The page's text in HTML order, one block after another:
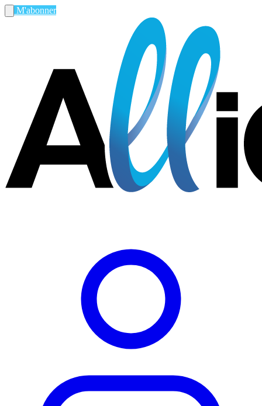
M'abonner